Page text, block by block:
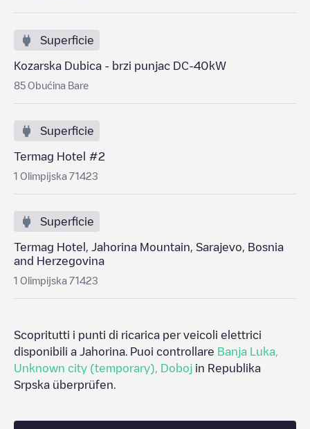
Superficie
Kozarska Dubica - brzi punjac DC-40kW
85 Obućina Bare
Superficie
Termag Hotel #2
1 Olimpijska 71423
Superficie
Termag Hotel, Jahorina Mountain, Sarajevo, Bosnia
and Herzegovina
1 Olimpijska 71423
Scopritutti i punti di ricarica per veicoli elettrici
disponibili a Jahorina . Puoi controllare Banja Luka
Unknown city (temporary)
Doboj in Republika
Srpska überprüfen.